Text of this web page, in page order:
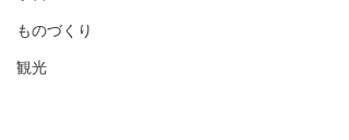
ものづくり
観光